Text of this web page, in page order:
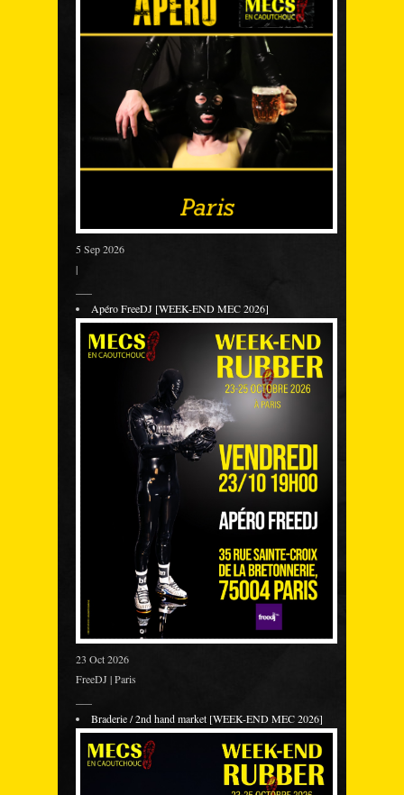
5 Sep 2026
|
Apéro FreeDJ [WEEK-END MEC 2026]
23 Oct 2026
FreeDJ | Paris
Braderie / 2nd hand market [WEEK-END MEC 2026]